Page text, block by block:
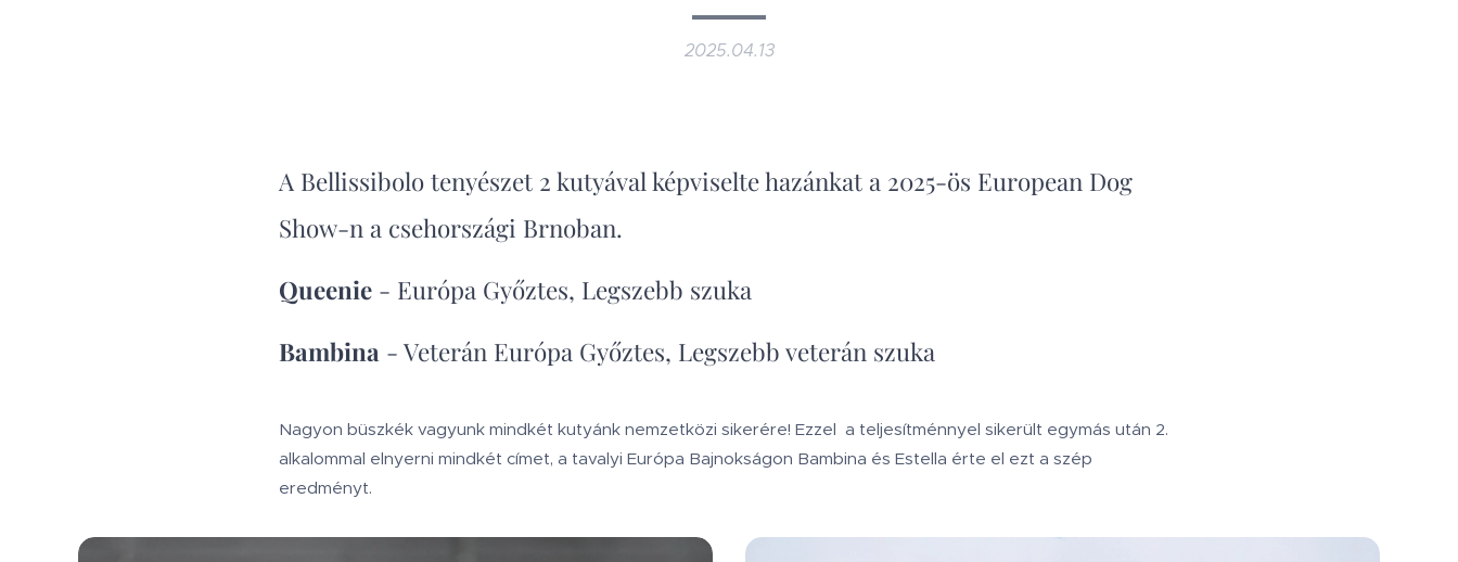
2025.04.13
A Bellissibolo tenyészet 2 kutyával képviselte hazánkat a 2025-ös European Dog
Show-n a csehországi Brnoban.
Queenie - Európa Győztes, Legszebb szuka
Bambina - Veterán Európa Győztes, Legszebb veterán szuka
Nagyon büszkék vagyunk mindkét kutyánk nemzetközi sikerére! Ezzel a teljesítménnyel sikerült egymás után 2.
alkalommal elnyerni mindkét címet, a tavalyi Európa Bajnokságon Bambina és Estella érte el ezt a szép
eredményt.